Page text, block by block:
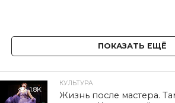
ПОКАЗАТЬ ЕЩЁ
1.8K
КУЛЬТУРА
Жизнь после мастера.